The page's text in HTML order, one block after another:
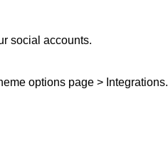
social accounts.
options page > Integrations.